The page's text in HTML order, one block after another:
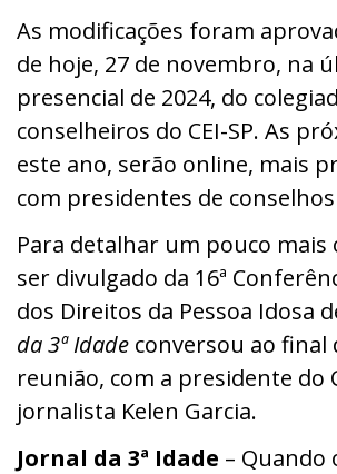
As modificações foram
de hoje, 27 de novembro, na
presencial de 2024, do
conselheiros do CEI-SP. As
este ano, serão online, mais
com presidentes de
Para detalhar um pouco mais
ser divulgado da 16ª
dos Direitos da Pessoa Idosa
da 3ª Idade conversou ao final
reunião, com a presidente do
jornalista Kelen Garcia.
Jornal da 3ª Idade – Quando